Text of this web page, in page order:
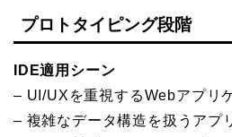
プロトタイピング段階
IDE適用シーン
– UI/UXを重視するWebアプリ
– 複雑なデータ構造を扱うアプ